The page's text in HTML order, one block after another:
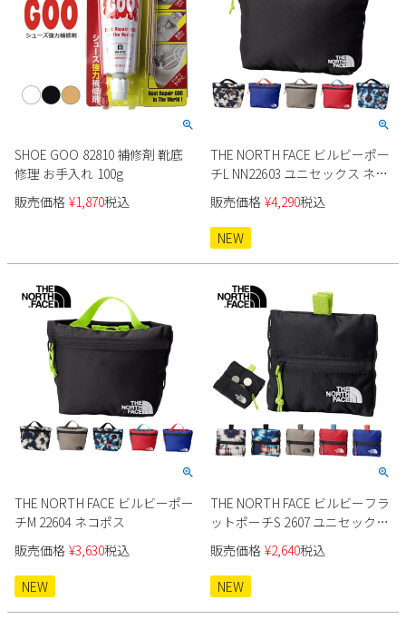
SHOE GOO 82810 補修剤 靴底
修理 お手入れ 100g
販売価格 ¥1,870税込
THE NORTH FACE ビルビーポー
チL NN22603 ユニセックス ネコ
ポス
販売価格 ¥4,290税込
NEW
THE NORTH FACE ビルビーポー
チM 22604 ネコポス
販売価格 ¥3,630税込
NEW
THE NORTH FACE ビルビーフラ
ットポーチS 2607 ユニセックス
ネコポス
販売価格 ¥2,640税込
NEW